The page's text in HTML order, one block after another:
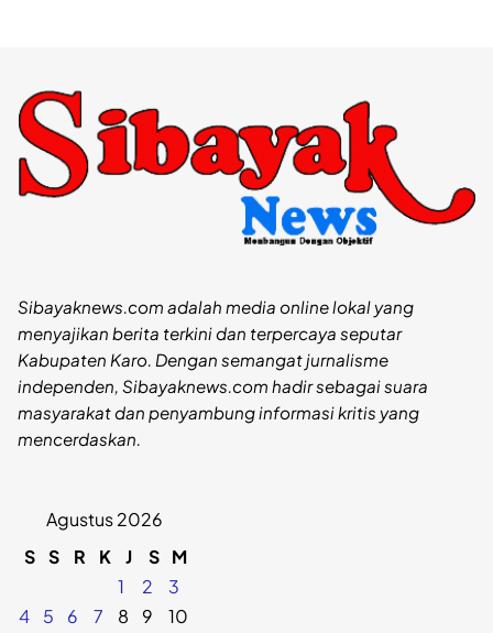
Sibayaknews.com adalah media online lokal yang
menyajikan berita terkini dan terpercaya seputar
Kabupaten Karo. Dengan semangat jurnalisme
independen, Sibayaknews.com hadir sebagai suara
masyarakat dan penyambung informasi kritis yang
mencerdaskan.
Agustus 2026
S S R K J S M
1
2
3
4
5 6 7 8 9
10